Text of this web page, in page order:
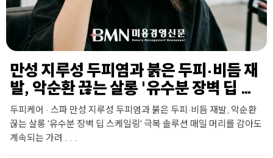
만성 지루성 두피염과 붉은 두피·비듬 재
발, 악순환 끊는 살롱 '유수분 장벽 딥 스
케일링' 극복 솔루션
두피케어 · 스파 만성 지루성 두피염과 붉은 두피·비듬 재발, 악순환
끊는 살롱 '유수분 장벽 딥 스케일링' 극복 솔루션 매일 머리를 감아도
계속되는 가려 . . .